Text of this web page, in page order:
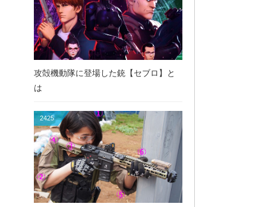
攻殻機動隊に登場した銃【セブロ】と
は
2425